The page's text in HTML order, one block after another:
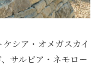
シア・オメガスカイ
サルビア・ネモロー